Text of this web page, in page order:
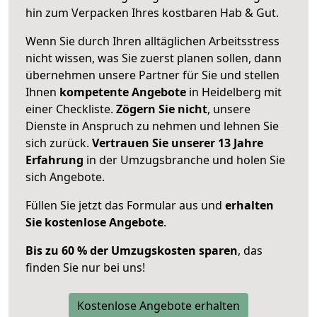
hin zum Verpacken Ihres kostbaren Hab & Gut.
Wenn Sie durch Ihren alltäglichen Arbeitsstress
nicht wissen, was Sie zuerst planen sollen, dann
übernehmen unsere Partner für Sie und stellen
Ihnen kompetente Angebote in Heidelberg mit
einer Checkliste. Zögern Sie nicht, unsere
Dienste in Anspruch zu nehmen und lehnen Sie
sich zurück. Vertrauen Sie unserer 13 Jahre
Erfahrung in der Umzugsbranche und holen Sie
sich Angebote.
Füllen Sie jetzt das Formular aus und erhalten
Sie kostenlose Angebote.
Bis zu 60 % der Umzugskosten sparen, das
finden Sie nur bei uns!
Kostenlose Angebote erhalten